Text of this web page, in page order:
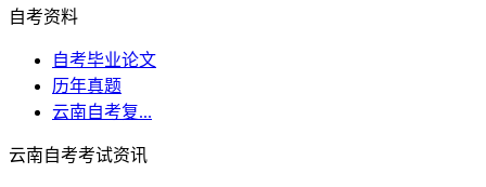
自考资料
自考毕业论文
历年真题
云南自考复...
云南自考考试资讯